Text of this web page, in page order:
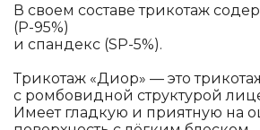
В своем составе трикотаж
(P-95%)
и спандекс (SP-5%).
Трикотаж «Диор» — это
с ромбовидной структурой
Имеет гладкую и приятную на